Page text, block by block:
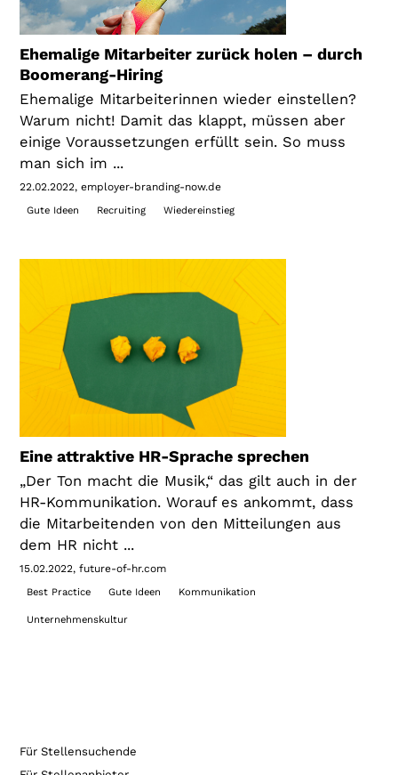
Ehemalige Mitarbeiter zurück holen – durch
Boomerang-Hiring
Ehemalige Mitarbeiterinnen wieder einstellen?
Warum nicht! Damit das klappt, müssen aber
einige Voraussetzungen erfüllt sein. So muss
man sich im ...
22.02.2022 employer-branding-now.de
Gute Ideen Recruiting Wiedereinstieg
Eine attraktive HR-Sprache sprechen
„Der Ton macht die Musik,“ das gilt auch in der
HR-Kommunikation. Worauf es ankommt, dass
die Mitarbeitenden von den Mitteilungen aus
dem HR nicht ...
15.02.2022 future-of-hr.com
Best Practice Gute Ideen Kommunikation
Unternehmenskultur
Für Stellensuchende